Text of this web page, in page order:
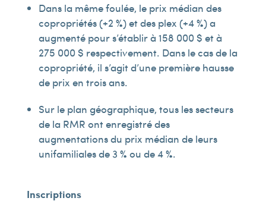
Dans la même foulée, le prix médian des
copropriétés (+2 %) et des plex (+4 %) a
augmenté pour s’établir à 158 000 $ et à
275 000 $ respectivement. Dans le cas de la
copropriété, il s’agit d’une première hausse
de prix en trois ans.
Sur le plan géographique, tous les secteurs
de la RMR ont enregistré des
augmentations du prix médian de leurs
unifamiliales de 3 % ou de 4 %.
Inscriptions